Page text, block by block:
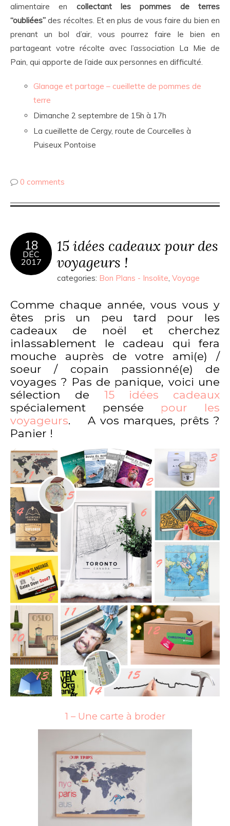
alimentaire en collectant les pommes de terres
“oubliées” des récoltes. Et en plus de vous faire du bien en
prenant un bol d’air, vous pourrez faire le bien en
partageant votre récolte avec l’association La Mie de
Pain, qui apporte de l’aide aux personnes en difficulté.
Glanage et partage – cueillette de pommes de
terre
Dimanche 2 septembre de 15h à 17h
La cueillette de Cergy, route de Courcelles à
Puiseux Pontoise
0 comments
18
DÉC
2017
15 idées cadeaux pour des
voyageurs !
categories: Bon Plans - Insolite Voyage
Comme chaque année, vous vous y
êtes pris un peu tard pour les
cadeaux de noël et cherchez
inlassablement le cadeau qui fera
mouche auprès de votre ami(e) /
soeur / copain passionné(e) de
voyages ? Pas de panique, voici une
sélection de 15 idées cadeaux
spécialement pensée pour les
voyageurs. A vos marques, prêts ?
Panier !
1 – Une carte à broder